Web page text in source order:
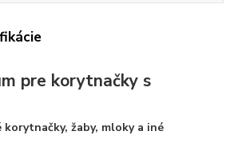
pre korytnačky s
korytnačky, žaby, mloky a iné